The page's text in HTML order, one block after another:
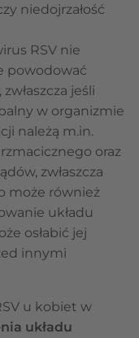
niedojrzałość
RSV nie
powodować
, zwłaszcza jeśli
w organizmie
należą m.in.
oraz
zwłaszcza
może również
układu
osłabić jej
innymi
u kobiet w
układu